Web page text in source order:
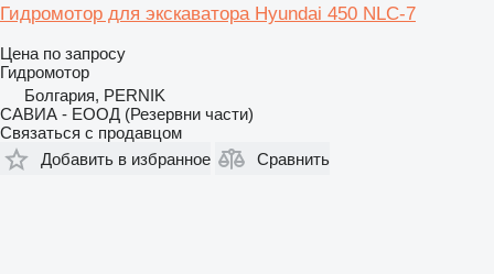
Гидромотор для экскаватора Hyundai 450 NLC-7
Цена по запросу
Гидромотор
Болгария, PERNIK
САВИА - ЕООД (Резервни части)
Связаться с продавцом
Добавить в избранное
Сравнить